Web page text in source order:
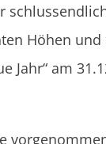
Höhen
Jahr“ am